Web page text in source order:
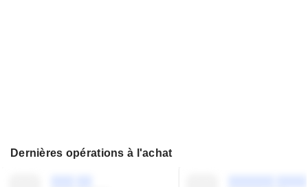
Dernières opérations à l'achat